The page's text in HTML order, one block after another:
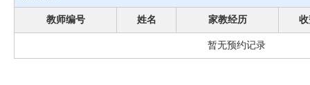
教师编号 姓名 家教经历
暂无预约记录